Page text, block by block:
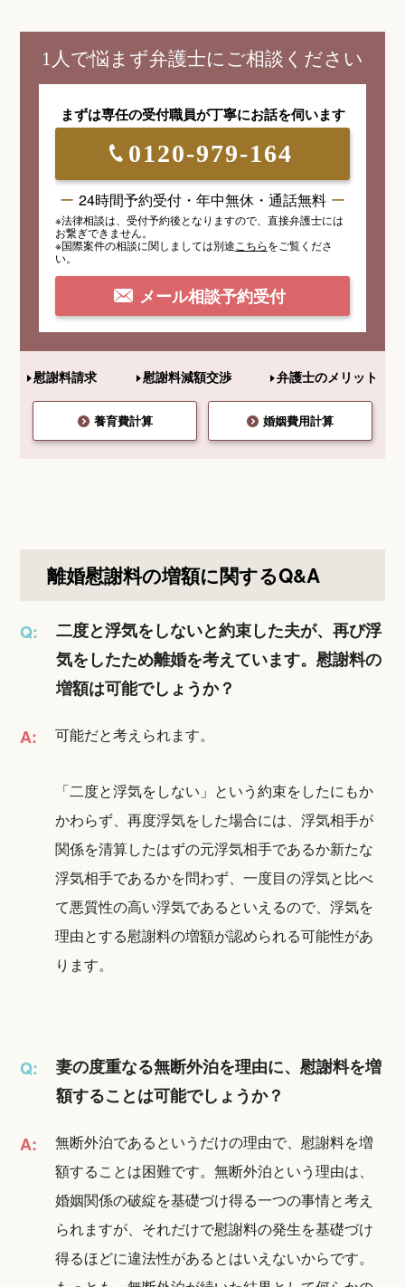
1人で悩まず弁護士にご相談ください
まずは専任の受付職員が丁寧にお話を伺います
0120-979-164
24時間予約受付・年中無休・通話無料
※法律相談は、受付予約後となりますので、 直接弁護士には
お繋ぎできません。
※国際案件の相談に関しましては別途 こちらをご覧くださ
い。
メール相談予約受付
慰謝料請求 慰謝料減額交渉 弁護士のメリット
養育費計算 婚姻費用計算
離婚慰謝料の増額に関するQ&A
Q:
二度と浮気をしないと約束した夫が、再び浮
気をしたため離婚を考えています。慰謝料の
増額は可能でしょうか？
A: 可能だと考えられます。
「二度と浮気をしない」という約束をしたにもか
かわらず、再度浮気をした場合には、浮気相手が
関係を清算したはずの元浮気相手であるか新たな
浮気相手であるかを問わず、一度目の浮気と比べ
て悪質性の高い浮気であるといえるので、浮気を
理由とする慰謝料の増額が認められる可能性があ
ります。
Q:
妻の度重なる無断外泊を理由に、慰謝料を増
額することは可能でしょうか？
A:
無断外泊であるというだけの理由で、慰謝料を増
額することは困難です。無断外泊という理由は、
婚姻関係の破綻を基礎づけ得る一つの事情と考え
られますが、それだけで慰謝料の発生を基礎づけ
得るほどに違法性があるとはいえないからです。